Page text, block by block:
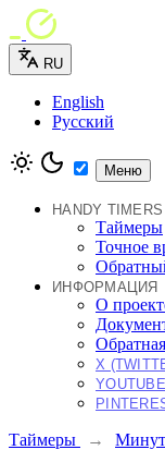
RU
English
Русский
Меню
HANDY TIMERS
Таймеры
Точное
ИНФОРМАЦИЯ
О
X
YOUTUBE
Таймеры →